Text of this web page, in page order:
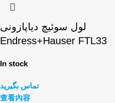
لول سوئیچ دیاپازونی
Endress+Hauser FTL33
In stock
تماس بگیرید
查看內容